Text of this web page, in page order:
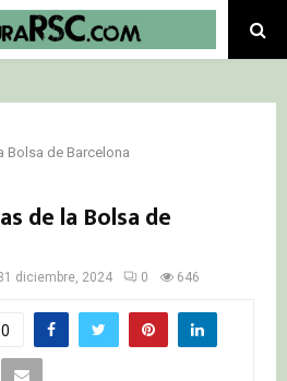
Bolsa de Barcelona
de la Bolsa de
diciembre, 2024 0 646
0